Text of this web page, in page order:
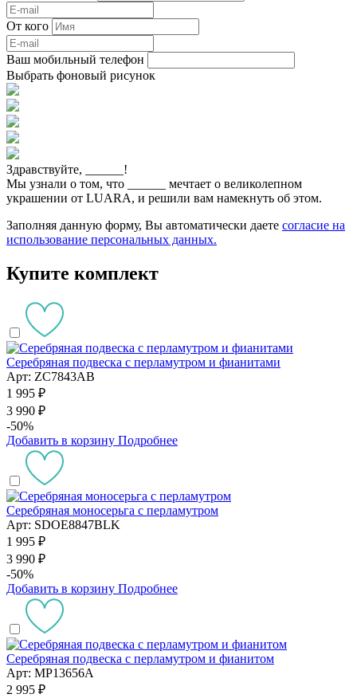
От кого
Ваш мобильный телефон
Выбрать фоновый рисунок
Здравствуйте,
!
Мы узнали о том, что
мечтает о великолепном
украшении от LUARA, и решили вам намекнуть об этом.
Заполняя данную форму, Вы автоматически даете согласие на
использование персональных данных.
Купите комплект
Серебряная подвеска с перламутром и фианитами
Арт: ZC7843AB
1 995 ₽
3 990 ₽
-50%
Добавить в корзину Подробнее
Серебряная моносерьга с перламутром
Арт: SDOE8847BLK
1 995 ₽
3 990 ₽
-50%
Добавить в корзину Подробнее
Серебряная подвеска с перламутром и фианитом
Арт: MP13656A
2 995 ₽